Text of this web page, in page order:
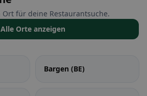
Ort für deine Restaurantsuche.
Alle Orte anzeigen
Bargen (BE)